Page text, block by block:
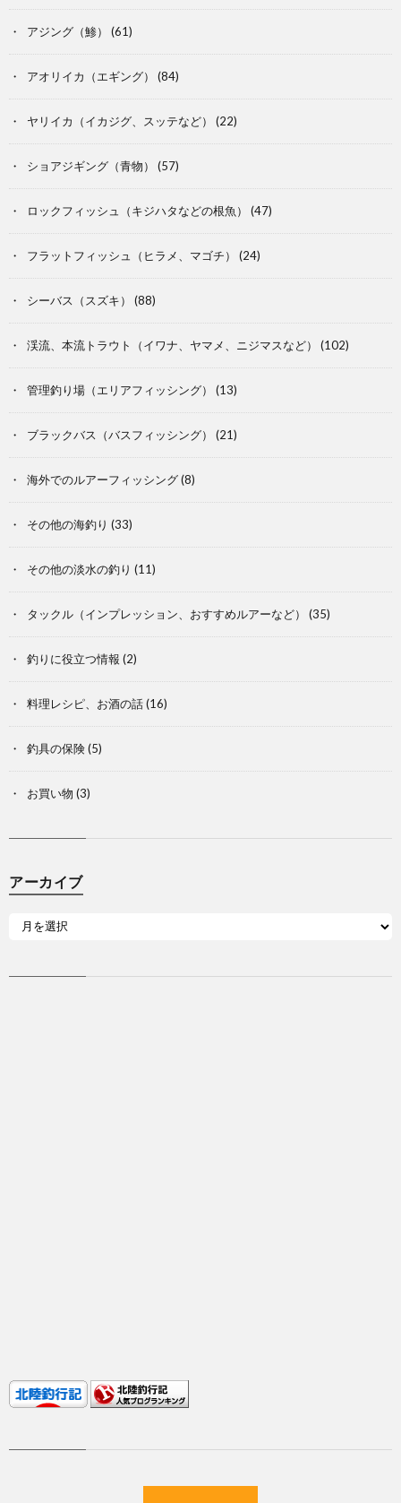
アジング（鯵） (61)
アオリイカ（エギング） (84)
ヤリイカ（イカジグ、スッテなど） (22)
ショアジギング（青物） (57)
ロックフィッシュ（キジハタなどの根魚） (47)
フラットフィッシュ（ヒラメ、マゴチ） (24)
シーバス（スズキ） (88)
渓流、本流トラウト（イワナ、ヤマメ、ニジマスなど） (102)
管理釣り場（エリアフィッシング） (13)
ブラックバス（バスフィッシング） (21)
海外でのルアーフィッシング(8)
その他の海釣り (33)
その他の淡水の釣り (11)
タックル（インプレッション、おすすめルアーなど） (35)
釣りに役立つ情報 (2)
料理レシピ、お酒の話(16)
釣具の保険(5)
お買い物 (3)
アーカイブ